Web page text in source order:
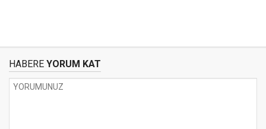
HABERE YORUM KAT